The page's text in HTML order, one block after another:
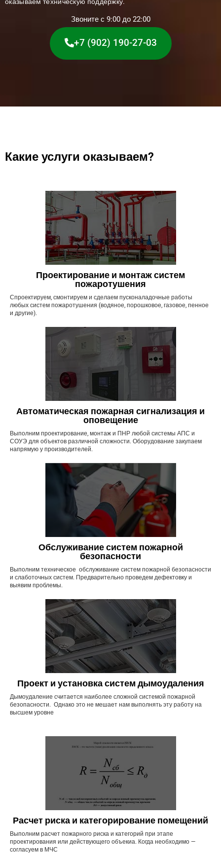
оказываем техническую поддержку.
Звоните с 9:00 до 22:00
+7 (902) 190-27-03
Какие услуги оказываем?
Проектирование и монтаж систем
пожаротушения
Спроектируем, смонтируем и сделаем пусконаладочные работы
любых систем пожаротушения (водяное, порошковое, газовое, пенное
и другие).
Автоматическая пожарная сигнализация и
оповещение
Выполним проектирование, монтаж и ПНР любой системы АПС и
СОУЭ для объектов различной сложности. Оборудование закупаем
напрямую у производителей.
Обслуживание систем пожарной
безопасности
Выполним техническое обслуживание систем пожарной безопасности
и слаботочных систем. Предварительно проведем дефектовку и
выявим проблемы.
Проект и установка систем дымоудаления
Дымоудаление считается наиболее сложной системой пожарной
безопасности. Однако это не мешает нам выполнять эту работу на
высшем уровне
Расчет риска и категорирование помещений
Выполним расчет пожарного риска и категорий при этапе
проектирования или действующего объекиа. Когда необходимо —
согласуем в МЧС